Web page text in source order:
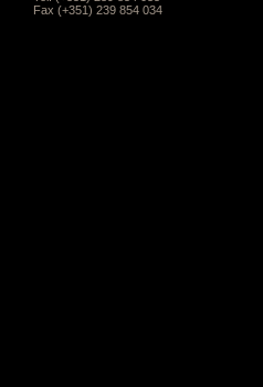
Fax (+351) 239 854 034